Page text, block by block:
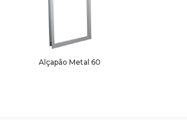
Alçapão Metal 60